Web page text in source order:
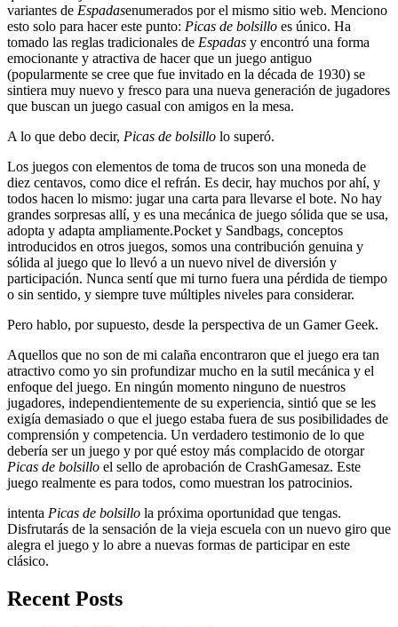
variantes de Espadasenumerados por el mismo sitio web. Menciono
esto solo para hacer este punto: Picas de bolsillo es único. Ha
tomado las reglas tradicionales de Espadas y encontró una forma
emocionante y atractiva de hacer que un juego antiguo
(popularmente se cree que fue invitado en la década de 1930) se
sintiera muy nuevo y fresco para una nueva generación de jugadores
que buscan un juego casual con amigos en la mesa.
A lo que debo decir, Picas de bolsillo lo superó.
Los juegos con elementos de toma de trucos son una moneda de
diez centavos, como dice el refrán. Es decir, hay muchos por ahí, y
todos hacen lo mismo: jugar una carta para llevarse el bote. No hay
grandes sorpresas allí, y es una mecánica de juego sólida que se usa,
adopta y adapta ampliamente.Pocket y Sandbags, conceptos
introducidos en otros juegos, somos una contribución genuina y
sólida al juego que lo llevó a un nuevo nivel de diversión y
participación. Nunca sentí que mi turno fuera una pérdida de tiempo
o sin sentido, y siempre tuve múltiples niveles para considerar.
Pero hablo, por supuesto, desde la perspectiva de un Gamer Geek.
Aquellos que no son de mi calaña encontraron que el juego era tan
atractivo como yo sin profundizar mucho en la sutil mecánica y el
enfoque del juego. En ningún momento ninguno de nuestros
jugadores, independientemente de su experiencia, sintió que se les
exigía demasiado o que el juego estaba fuera de sus posibilidades de
comprensión y competencia. Un verdadero testimonio de lo que
debería ser un juego y por qué estoy más complacido de otorgar
Picas de bolsillo el sello de aprobación de CrashGamesaz. Este
juego realmente es para todos, como muestran los patrocinios.
intenta Picas de bolsillo la próxima oportunidad que tengas.
Disfrutarás de la sensación de la vieja escuela con un nuevo giro que
alegra el juego y lo abre a nuevas formas de participar en este
clásico.
Recent Posts